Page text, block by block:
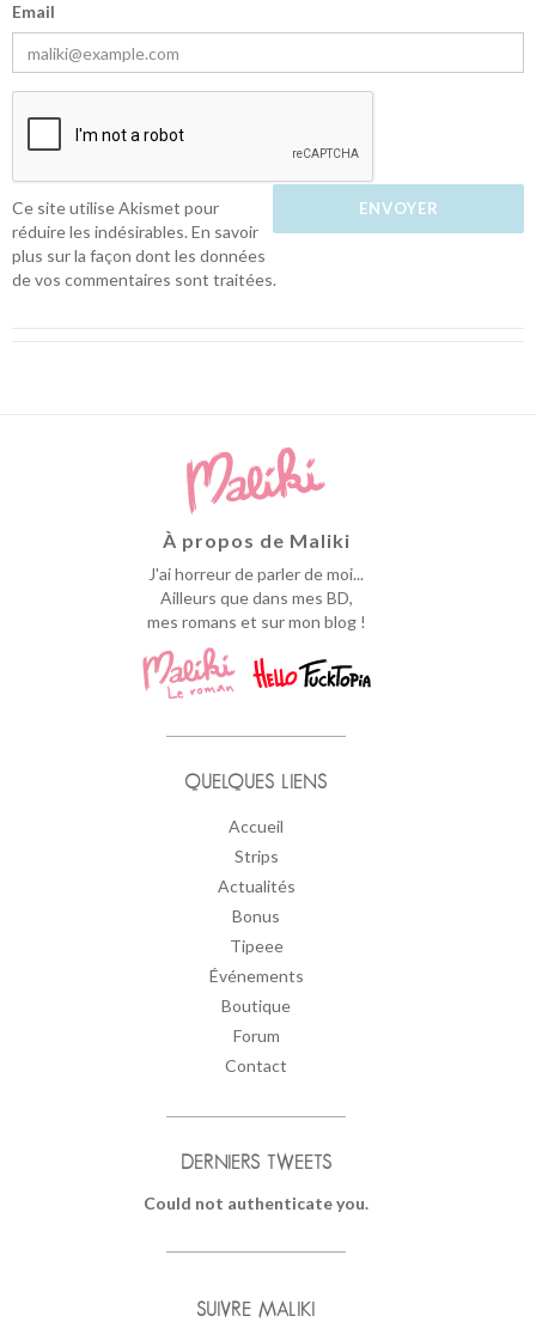
Email
Ce site utilise Akismet pour
réduire les indésirables.En savoir
plus sur la façon dont les données
de vos commentaires sont traitées.
À propos de Maliki
J'ai horreur de parler de moi...
Ailleurs que dans mes BD,
mes romans et sur mon blog !
QUELQUES LIENS
Accueil
Strips
Actualités
Bonus
Tipeee
Événements
Boutique
Forum
Contact
DERNIERS TWEETS
Could not authenticate you.
SUIVRE MALIKI